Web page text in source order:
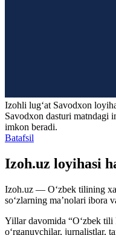
Izohli lugʻat Savodxon
Savodxon dasturi matndagi
imkon beradi.
Batafsil
Izoh.uz loyihasi
Izoh.uz — O‘zbek tilining
so‘zlarning ma’nolari ibora
Yillar davomida “O‘zbek tili
o‘rganuvchilar, jurnalistlar,